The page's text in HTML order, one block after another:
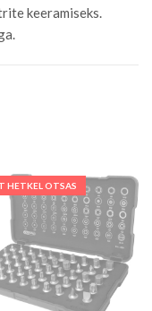
keeramiseks.
HETKEL OTSAS